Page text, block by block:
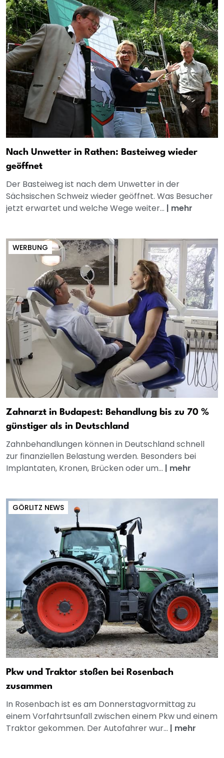
Nach Unwetter in Rathen: Basteiweg wieder
geöffnet
Der Basteiweg ist nach dem Unwetter in der
Sächsischen Schweiz wieder geöffnet. Was Besucher
jetzt erwartet und welche Wege weiter... | mehr
WERBUNG
Zahnarzt in Budapest: Behandlung bis zu 70 %
günstiger als in Deutschland
Zahnbehandlungen können in Deutschland schnell
zur finanziellen Belastung werden. Besonders bei
Implantaten, Kronen, Brücken oder um... | mehr
GÖRLITZ NEWS
Pkw und Traktor stoßen bei Rosenbach
zusammen
In Rosenbach ist es am Donnerstagvormittag zu
einem Vorfahrtsunfall zwischen einem Pkw und einem
Traktor gekommen. Der Autofahrer wur... | mehr